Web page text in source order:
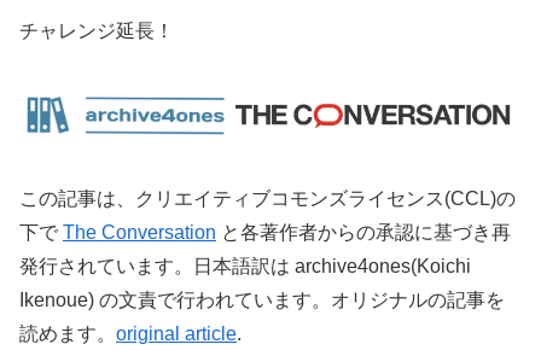
チャレンジ延長！
この記事は、クリエイティブコモンズライセンス(CCL)の
下で The Conversation と各著作者からの承認に基づき再
発行されています。日本語訳は archive4ones(Koichi
Ikenoue) の文責で行われています。オリジナルの記事を
読めます。 original article.